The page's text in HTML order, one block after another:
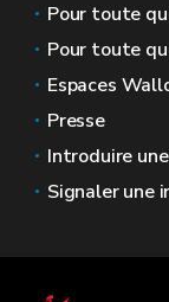
Pour toute
Pour toute
Espaces
Presse
Introduire
Signaler une